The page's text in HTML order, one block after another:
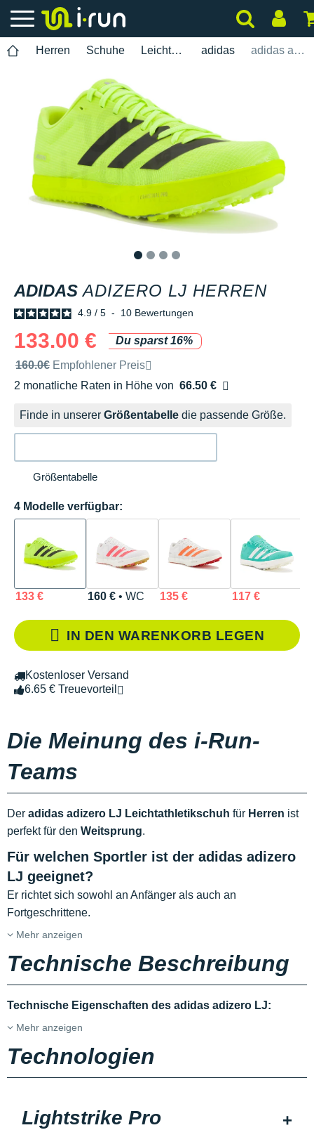
Herren Schuhe Leichtathletik adidas adidas adizero LJ Herren
ADIDAS ADIZERO LJ HERREN
4.9 / 5 - 10 Bewertungen
133.00 €
Du sparst 16%
Unverbindliche Preisempfehlung der Marke
160.0€ Empfohlener Preis
2 monatliche Raten in Höhe von 66.50 €
Ohne Zusatzkosten
Finde in unserer Größentabelle die passende Größe.
Größentabelle
4 Modelle verfügbar:
133 € 160 €• WC 135 € 117 €
IN DEN WARENKORB LEGEN
Kostenloser Versand
6.65 € Treuevorteil
Die Meinung des i-Run-
Teams
Der adidas adizero LJ Leichtathletikschuh für Herren ist
perfekt für den Weitsprung.
Für welchen Sportler ist der adidas adizero
LJ geeignet?
Er richtet sich sowohl an Anfänger als auch an
Fortgeschrittene.
Mehr anzeigen
Technische Beschreibung
Technische Eigenschaften des adidas adizero LJ:
Mehr anzeigen
Technologien
Lightstrike Pro